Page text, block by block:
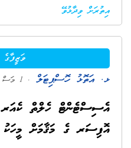
އިތުރަށް ވިދާޅުވޭ
ޅ. އަތޮޅު ހޮސްޕިޓަލް . 1 މަސް ކުރިން
އެސިސްޓެންޓް ހެލްތް
އޮފިސަރ ގެ މަޤާމަށް